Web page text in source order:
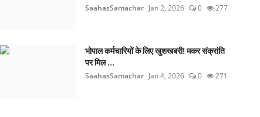
SaahasSamachar Jan 2, 2026 0 277
भोपाल कर्मचारियों के लिए खुशखबरी! मकर संक्रांति
पर मिल ...
SaahasSamachar Jan 4, 2026 0 271